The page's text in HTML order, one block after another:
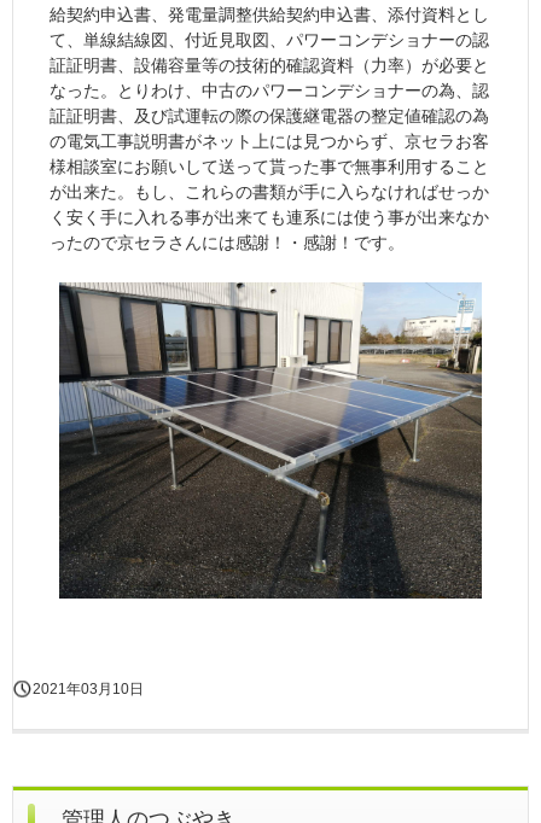
給契約申込書、発電量調整供給契約申込書、添付資料とし
て、単線結線図、付近見取図、パワーコンデショナーの認
証証明書、設備容量等の技術的確認資料（力率）が必要と
なった。とりわけ、中古のパワーコンデショナーの為、認
証証明書、及び試運転の際の保護継電器の整定値確認の為
の電気工事説明書がネット上には見つからず、京セラお客
様相談室にお願いして送って貰った事で無事利用すること
が出来た。もし、これらの書類が手に入らなければせっか
く安く手に入れる事が出来ても連系には使う事が出来なか
ったので京セラさんには感謝！・感謝！です。
2021年03月10日